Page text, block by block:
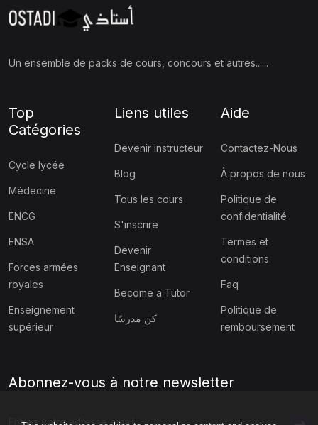
Un ensemble de packs de cours, concours et autres......
Top
Catégories
Cycle lycée
Médecine
ENCG
ENSA
Forces armées
royales
Enseignement
supérieur
Liens utiles
Devenir instructeur
Blog
Tous les cours
S'inscrire
Devenir
Enseignant
Become a Tutor
كن مدرسًا
Aide
Contactez-Nous
À propos de nous
Politique de
confidentialité
Termes et
conditions
Faq
Politique de
remboursement
Abonnez-vous à notre newsletter